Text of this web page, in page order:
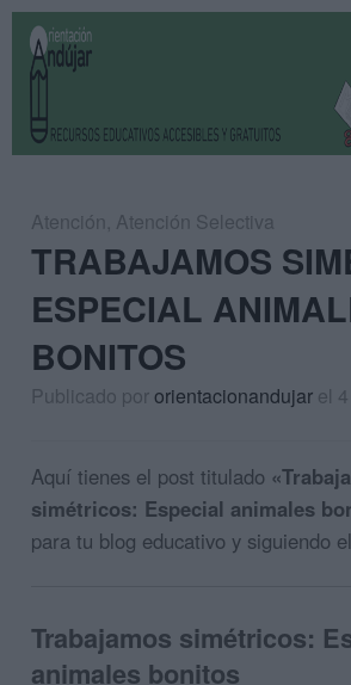
Atención, Atención Selectiva
TRABAJAMOS
ESPECIAL
BONITOS
Publicado pororientacionandujar el
Aquí tienes el post titulado
simétricos: Especial animales
para tu blog educativo y siguiendo
Trabajamos simétricos:
animales bonitos